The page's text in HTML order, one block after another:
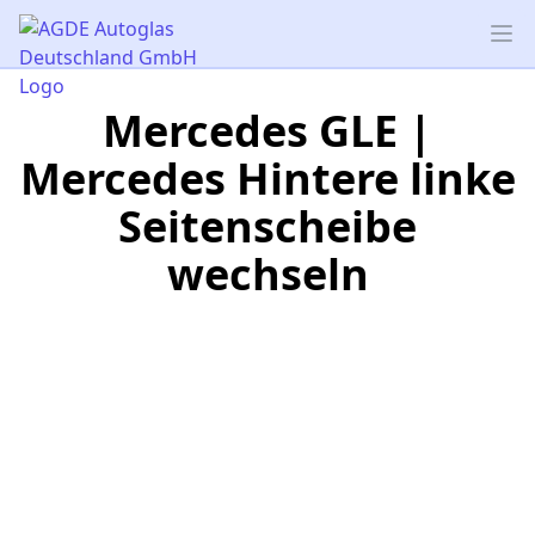
AGDE Autoglas Deutschland GmbH
Mercedes GLE |
Mercedes Hintere linke
Seitenscheibe
wechseln